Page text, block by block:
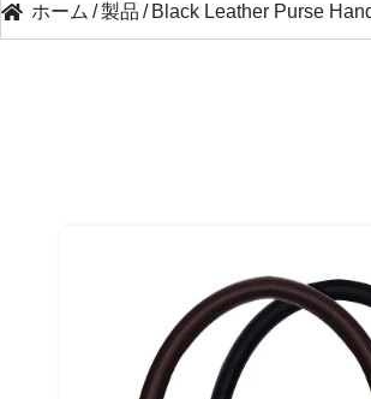
ホーム /製品 / Black Leather Purse